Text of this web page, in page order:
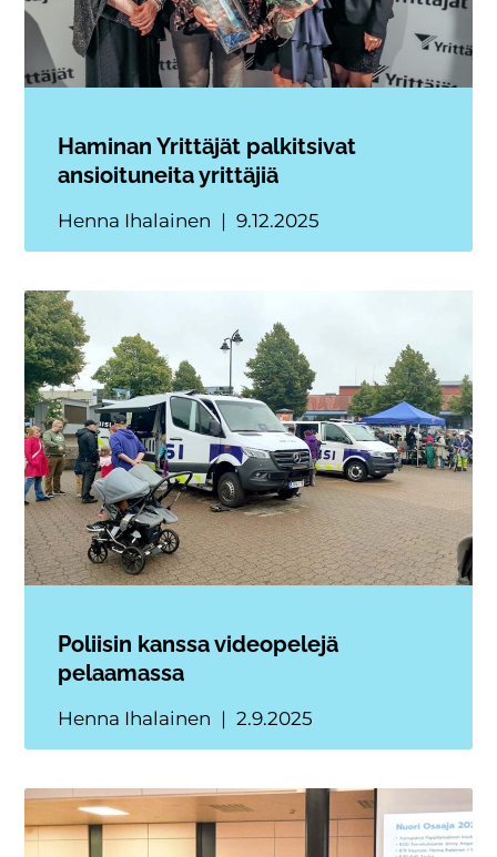
Haminan Yrittäjät palkitsivat
ansioituneita yrittäjiä
Henna Ihalainen 9.12.2025
Poliisin kanssa videopelejä
pelaamassa
Henna Ihalainen 2.9.2025